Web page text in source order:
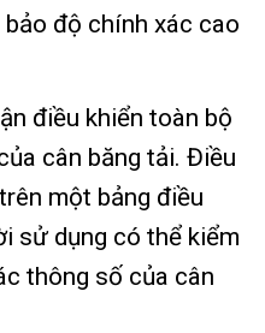
độ chính xác cao
điều khiển toàn bộ
cân băng tải. Điều
một bảng điều
sử dụng có thể kiểm
thông số của cân